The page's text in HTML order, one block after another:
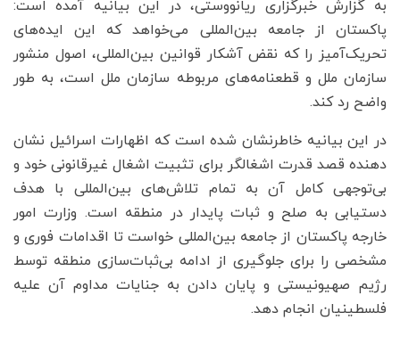
به گزارش خبرگزاری ریانووستی، در این بیانیه آمده است:
پاکستان از جامعه بین‌المللی می‌خواهد که این ایده‌های
تحریک‌آمیز را که نقض آشکار قوانین بین‌المللی، اصول منشور
سازمان ملل و قطعنامه‌های مربوطه سازمان ملل است، به طور
واضح رد کند.
در این بیانیه خاطرنشان شده است که اظهارات اسرائیل نشان
دهنده قصد قدرت اشغالگر برای تثبیت اشغال غیرقانونی خود و
بی‌توجهی کامل آن به تمام تلاش‌های بین‌المللی با هدف
دستیابی به صلح و ثبات پایدار در منطقه است. وزارت امور
خارجه پاکستان از جامعه بین‌المللی خواست تا اقدامات فوری و
مشخصی را برای جلوگیری از ادامه بی‌ثبات‌سازی منطقه توسط
رژیم صهیونیستی و پایان دادن به جنایات مداوم آن علیه
فلسطینیان انجام دهد.